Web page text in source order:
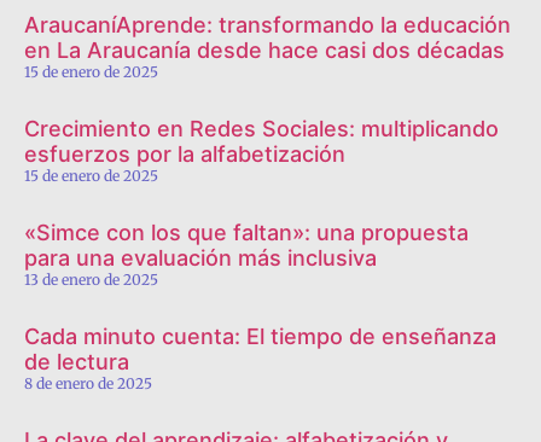
AraucaníAprende: transformando la educación
en La Araucanía desde hace casi dos décadas
15 de enero de 2025
Crecimiento en Redes Sociales: multiplicando
esfuerzos por la alfabetización
15 de enero de 2025
«Simce con los que faltan»: una propuesta
para una evaluación más inclusiva
13 de enero de 2025
Cada minuto cuenta: El tiempo de enseñanza
de lectura
8 de enero de 2025